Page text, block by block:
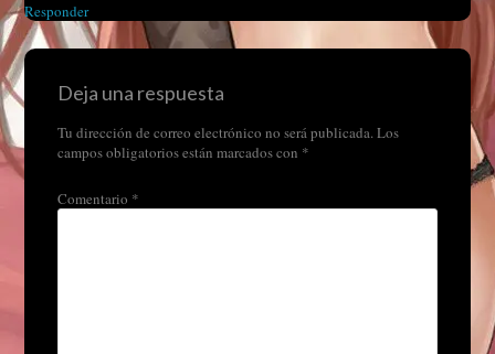
Responder
Deja una respuesta
Tu dirección de correo electrónico no será publicada.Los
campos obligatorios están marcados con *
Comentario *